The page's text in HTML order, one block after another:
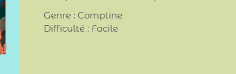
Genre : Comptine
Difficulté : Facile